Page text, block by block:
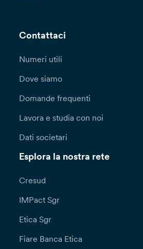
Contattaci
Numeri utili
Dove siamo
Domande frequenti
Lavora e studia con noi
Dati societari
Esplora la nostra rete
Cresud
IMPact Sgr
Etica Sgr
Fiare Banca Etica